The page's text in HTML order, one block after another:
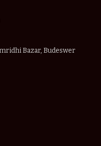
Bazar, Budeswer